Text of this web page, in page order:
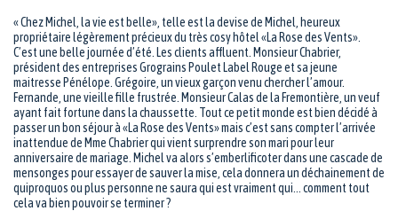
« Chez Michel, la vie est belle», telle est la devise de Michel, heureux
propriétaire légèrement précieux du très cosy hôtel «La Rose des Vents».
C’est une belle journée d’été. Les clients affluent. Monsieur Chabrier,
président des entreprises Grograins Poulet Label Rouge et sa jeune
maitresse Pénélope. Grégoire, un vieux garçon venu chercher l’amour.
Fernande, une vieille fille frustrée. Monsieur Calas de la Fremontière, un veuf
ayant fait fortune dans la chaussette. Tout ce petit monde est bien décidé à
passer un bon séjour à «La Rose des Vents» mais c’est sans compter l’arrivée
inattendue de Mme Chabrier qui vient surprendre son mari pour leur
anniversaire de mariage. Michel va alors s’emberlificoter dans une cascade de
mensonges pour essayer de sauver la mise, cela donnera un déchainement de
quiproquos ou plus personne ne saura qui est vraiment qui... comment tout
cela va bien pouvoir se terminer ?